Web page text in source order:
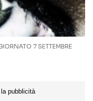
7 SETTEMBRE